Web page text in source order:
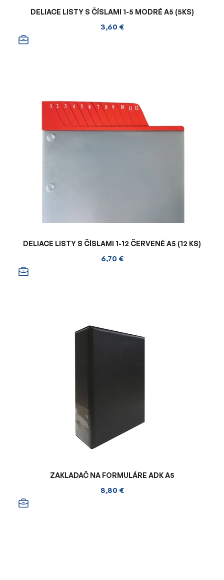
DELIACE LISTY S ČÍSLAMI 1-5 MODRÉ A5 (5KS)
3,60 €
DELIACE LISTY S ČÍSLAMI 1-12 ČERVENÉ A5 (12 KS)
6,70 €
ZAKLADAČ NA FORMULÁRE ADK A5
8,80 €